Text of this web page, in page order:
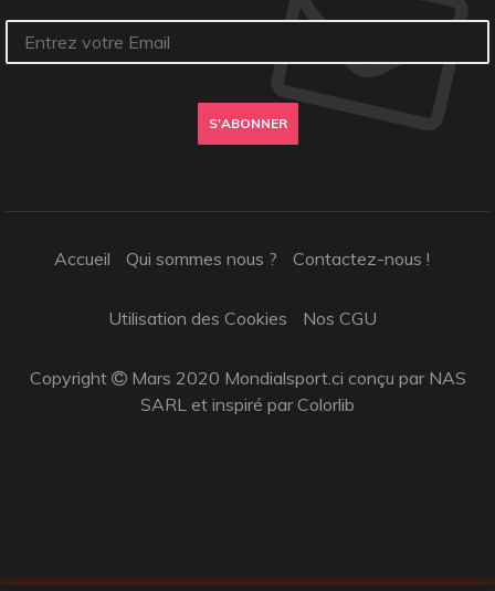
S'ABONNER
Accueil Qui sommes nous ? Contactez-nous !
Utilisation des Cookies Nos CGU
Copyright
Mars 2020 Mondialsport.ci conçu par NAS
SARL et inspiré parColorlib